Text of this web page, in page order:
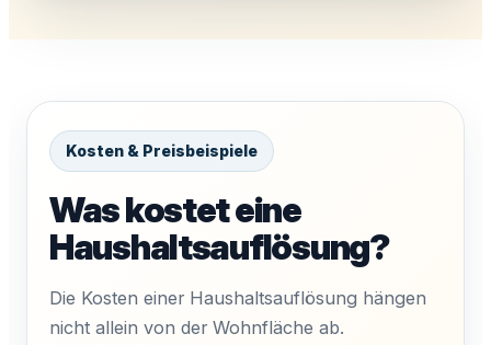
Kosten & Preisbeispiele
Was kostet eine
Haushaltsauflösung?
Die Kosten einer Haushaltsauflösung hängen
nicht allein von der Wohnfläche ab.